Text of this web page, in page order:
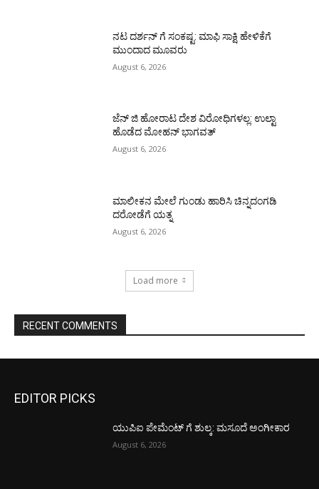
ನಟ ದರ್ಶನ್ ಗೆ ಸಂಕಷ್ಟ: ಮಾಫಿ ಸಾಕ್ಷಿ ಹೇಳಿಕೆಗೆ
ಮುಂದಾದ ಮೂವರು
August 6, 2026
ಜೆನ್ ಜಿ ಹೋರಾಟ ದೇಶ ವಿರೋಧಿಗಳಲ್ಲ: ಉಲ್ಟಾ
ಹೊಡೆದ ಮೋಹನ್ ಭಾಗವತ್
August 6, 2026
ಮಾಲೀಕನ ಮೇಲೆ ಗುಂಡು ಹಾರಿಸಿ ಚಿನ್ನದಂಗಡಿ
ದರೋಡೆಗೆ ಯತ್ನ
August 6, 2026
Load more
RECENT COMMENTS
EDITOR PICKS
ಯುಪಿಐ ಪೇಮೆಂಟ್ ಗೆ ಶುಲ್ಕ: ಮಸೂದೆ ಅಂಗೀಕಾರ
August 6, 2026